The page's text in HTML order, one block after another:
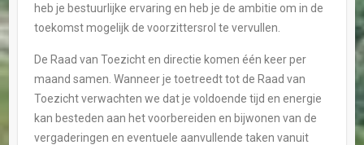
heb je bestuurlijke ervaring en heb je de ambitie om in de
toekomst mogelijk de voorzittersrol te vervullen.
De Raad van Toezicht en directie komen één keer per
maand samen. Wanneer je toetreedt tot de Raad van
Toezicht verwachten we dat je voldoende tijd en energie
kan besteden aan het voorbereiden en bijwonen van de
vergaderingen en eventuele aanvullende taken vanuit